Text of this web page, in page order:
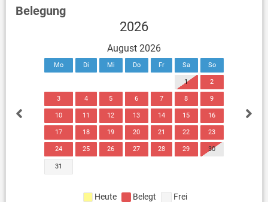
Belegung
2026
August 2026
Mo Di Mi Do Fr Sa So
1 2
3 4 5 6 7 8 9
10 11 12 13 14 15 16
17 18 19 20 21 22 23
24 25 26 27 28 29 30
31
Heute Belegt
Frei